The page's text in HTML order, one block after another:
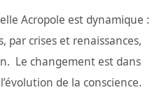
Acropole est dynamique :
par crises et renaissances,
Le changement est dans
de la conscience.